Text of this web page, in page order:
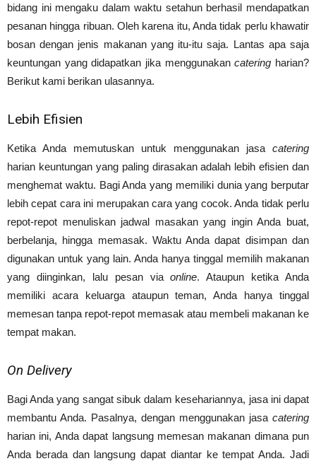
bidang ini mengaku dalam waktu setahun berhasil mendapatkan
pesanan hingga ribuan. Oleh karena itu, Anda tidak perlu khawatir
bosan dengan jenis makanan yang itu-itu saja. Lantas apa saja
keuntungan yang didapatkan jika menggunakancatering harian?
Berikut kami berikan ulasannya.
Lebih Efisien
Ketika Anda memutuskan untuk menggunakan jasa catering
harian keuntungan yang paling dirasakan adalah lebih efisien dan
menghemat waktu. Bagi Anda yang memiliki dunia yang berputar
lebih cepat cara ini merupakan cara yang cocok. Anda tidak perlu
repot-repot menuliskan jadwal masakan yang ingin Anda buat,
berbelanja, hingga memasak. Waktu Anda dapat disimpan dan
digunakan untuk yang lain. Anda hanya tinggal memilih makanan
yang diinginkan, lalu pesan viaonline. Ataupun ketika Anda
memiliki acara keluarga ataupun teman, Anda hanya tinggal
memesan tanpa repot-repot memasak atau membeli makanan ke
tempat makan.
On Delivery
Bagi Anda yang sangat sibuk dalam kesehariannya, jasa ini dapat
membantu Anda. Pasalnya, dengan menggunakan jasa catering
harian ini, Anda dapat langsung memesan makanan dimana pun
Anda berada dan langsung dapat diantar ke tempat Anda. Jadi